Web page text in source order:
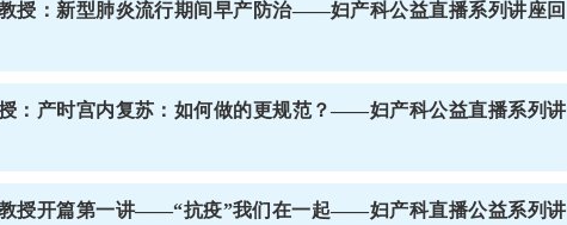
授：新型肺炎流行期间早产防治——妇产科公益直播系列讲座回
：产时宫内复苏：如何做的更规范？——妇产科公益直播系列讲
授开篇第一讲——“抗疫”我们在一起——妇产科直播公益系列讲